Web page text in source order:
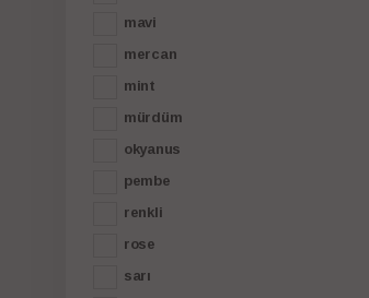
mavi
mercan
mint
mürdüm
okyanus
pembe
renkli
rose
sarı